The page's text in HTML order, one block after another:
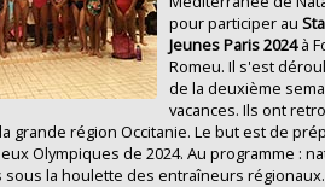
pour participer au
Jeunes Paris 2024à
Romeu. Il s'est
de la deuxième
vacances. Ils ont
grande région Occitanie. Le but est de
Olympiques de 2024. Au programme :
la houlette des entraîneurs régionaux.